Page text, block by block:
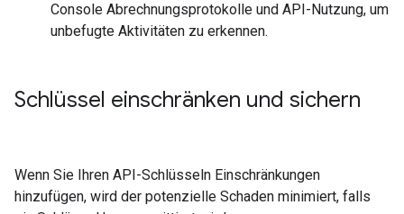
Console Abrechnungsprotokolle und API-Nutzung, um
unbefugte Aktivitäten zu erkennen.
Schlüssel einschränken und sichern
Wenn Sie Ihren API-Schlüsseln Einschränkungen
hinzufügen, wird der potenzielle Schaden minimiert, falls